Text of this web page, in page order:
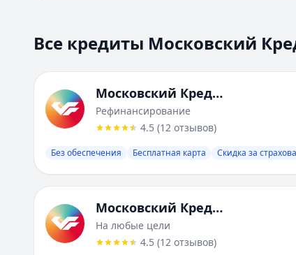
Все кредиты Московский
Московский Кредитный Банк
Рефинансирование
4.5 (12 отзывов)
Без обеспечения Бесплатная карта Скидка за
Московский Кредитный Банк
На любые цели
4.5 (12 отзывов)